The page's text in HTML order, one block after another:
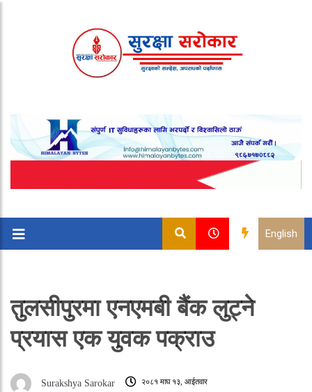
English
तुलसीपुरमा एनएमबी बैंक लुट्ने
प्रयास एक युवक पक्राउ
Surakshya Sarokar २०८१ माघ १३, आईतवार